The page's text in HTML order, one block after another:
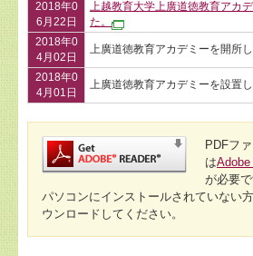
2018年0
6月22日
上越教育大学上廣道徳教育アカ
た。
2018年0
4月02日
上廣道徳教育アカデミーを開所し
2018年0
4月01日
上廣道徳教育アカデミーを設置し
PDFフ
はAdobe
が必要で
パソコンにインストールされていない
ウンロードしてください。